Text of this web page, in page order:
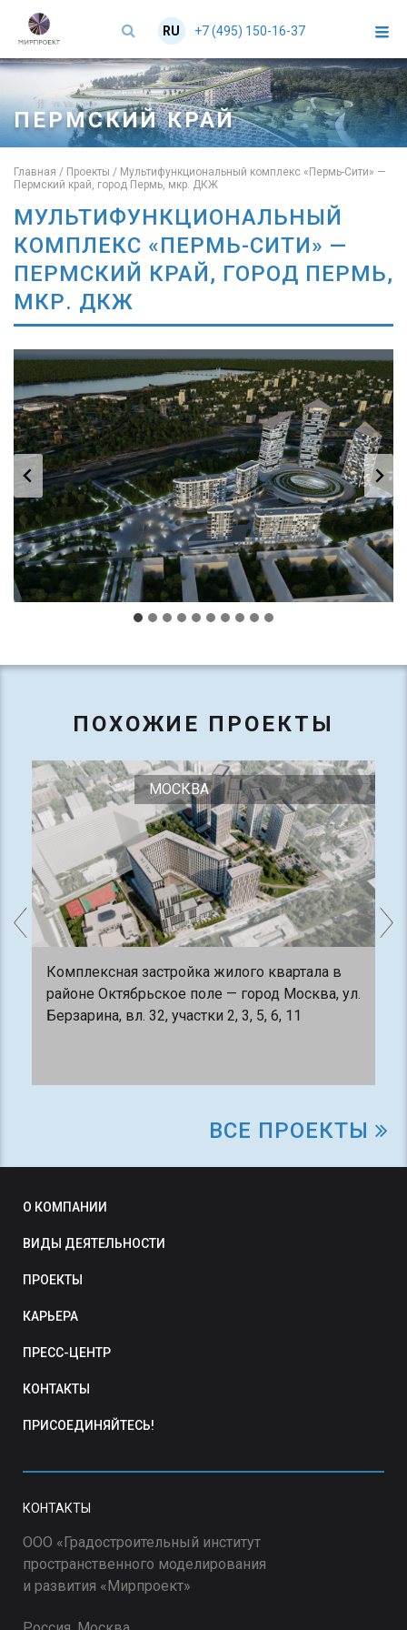
EN
RU +7 (495) 150-16-37
ПЕРМСКИЙ КРАЙ
Главная / Проекты / Мультифункциональный комплекс «Пермь-Сити» —
Пермский край, город Пермь, мкр. ДКЖ
МУЛЬТИФУНКЦИОНАЛЬНЫЙ
КОМПЛЕКС «ПЕРМЬ-СИТИ» —
ПЕРМСКИЙ КРАЙ, ГОРОД ПЕРМЬ,
МКР. ДКЖ
ПОХОЖИЕ ПРОЕКТЫ
МОСКВА
Комплексная застройка жилого квартала в
районе Октябрьское поле — город Москва, ул.
Берзарина, вл. 32, участки 2, 3, 5, 6, 11
ВСЕ ПРОЕКТЫ
О КОМПАНИИ
ВИДЫ ДЕЯТЕЛЬНОСТИ
ПРОЕКТЫ
КАРЬЕРА
ПРЕСС-ЦЕНТР
КОНТАКТЫ
ПРИСОЕДИНЯЙТЕСЬ!
КОНТАКТЫ
ООО «Градостроительный институт
пространственного моделирования
и развития «Мирпроект»